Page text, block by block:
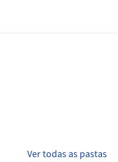
Ver todas as pastas